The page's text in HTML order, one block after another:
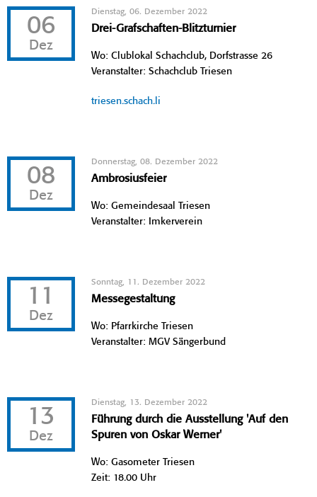
06
Dez
Dienstag, 06. Dezember 2022
Drei-Grafschaften-Blitzturnier
Wo: Clublokal Schachclub, Dorfstrasse 26
Veranstalter: Schachclub Triesen
triesen.schach.li
08
Dez
Donnerstag, 08. Dezember 2022
Ambrosiusfeier
Wo: Gemeindesaal Triesen
Veranstalter: Imkerverein
11
Dez
Sonntag, 11. Dezember 2022
Messegestaltung
Wo: Pfarrkirche Triesen
Veranstalter: MGV Sängerbund
13
Dez
Dienstag, 13. Dezember 2022
Führung durch die Ausstellung 'Auf den
Spuren von Oskar Werner'
Wo: Gasometer Triesen
Zeit: 18.00 Uhr